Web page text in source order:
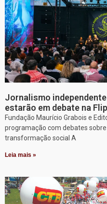
Jornalismo
estarão em debate na
Fundação Maurício Grabois e
programação com debates
transformação social A
Leia mais »